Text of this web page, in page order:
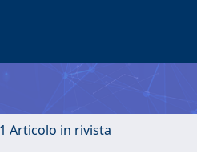
Articolo in rivista